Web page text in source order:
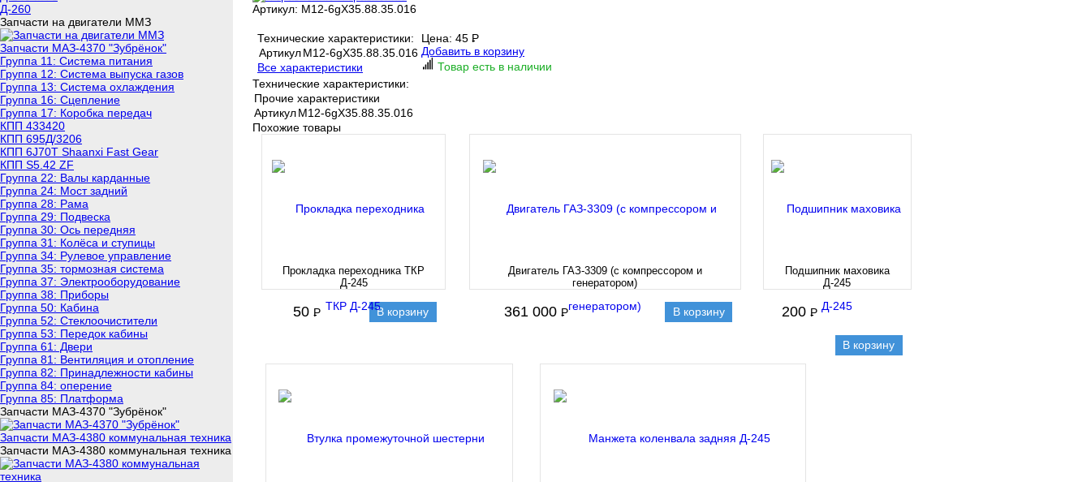
Д-260
Запчасти на двигатели ММЗ
Запчасти МАЗ-4370 "Зубрёнок"
Группа 11: Система питания
Группа 12: Система выпуска газов
Группа 13: Система охлаждения
Группа 16: Сцепление
Группа 17: Коробка передач
КПП 433420
КПП 695Д/3206
КПП 6J70T Shaanxi Fast Gear
КПП S5.42 ZF
Группа 22: Валы карданные
Группа 24: Мост задний
Группа 28: Рама
Группа 29: Подвеска
Группа 30: Ось передняя
Группа 31: Колёса и ступицы
Группа 34: Рулевое управление
Группа 35: тормозная система
Группа 37: Электрооборудование
Группа 38: Приборы
Группа 50: Кабина
Группа 52: Стеклоочистители
Группа 53: Передок кабины
Группа 61: Двери
Группа 81: Вентиляция и отопление
Группа 82: Принадлежности кабины
Группа 84: оперение
Группа 85: Платформа
Запчасти МАЗ-4370 "Зубрёнок"
Запчасти МАЗ-4380 коммунальная техника
Запчасти МАЗ-4380 коммунальная техника
Артикул: М12-6gX35.88.35.016
Технические характеристики:
АртикулМ12-6gX35.88.35.016
Все характеристики
Цена: 45 P
-
Добавить в корзину
Товар есть в наличии
Технические характеристики:
Прочие характеристики
АртикулМ12-6gX35.88.35.016
Похожие товары
Прокладка переходника ТКР
Д-245
50P
- В корзину
Двигатель ГАЗ-3309 (с компрессором и
генератором)
361 000 P
- В корзину
Подшипник маховика
Д-245
200P
-
В корзину